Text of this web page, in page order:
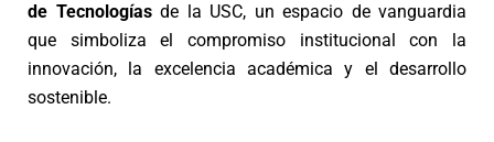
de Tecnologíasde la USC, un espacio de vanguardia
que simboliza el compromiso institucional con la
innovación, la excelencia académica y el desarrollo
sostenible.